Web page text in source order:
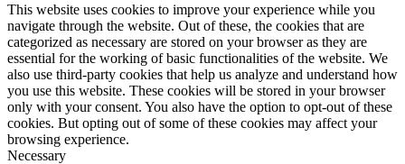
This website uses cookies to improve your experience while you
navigate through the website. Out of these, the cookies that are
categorized as necessary are stored on your browser as they are
essential for the working of basic functionalities of the website. We
also use third-party cookies that help us analyze and understand how
you use this website. These cookies will be stored in your browser
only with your consent. You also have the option to opt-out of these
cookies. But opting out of some of these cookies may affect your
browsing experience.
Necessary